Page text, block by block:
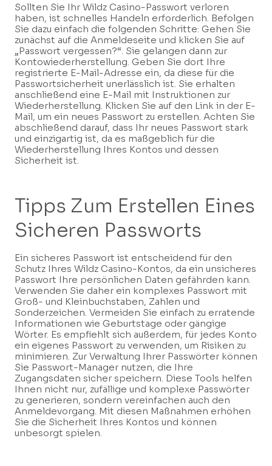
Sollten Sie Ihr Wildz Casino-Passwort verloren
haben, ist schnelles Handeln erforderlich. Befolgen
Sie dazu einfach die folgenden Schritte: Gehen Sie
zunächst auf die Anmeldeseite und klicken Sie auf
„Passwort vergessen?“. Sie gelangen dann zur
Kontowiederherstellung. Geben Sie dort Ihre
registrierte E-Mail-Adresse ein, da diese für die
Passwortsicherheit unerlässlich ist. Sie erhalten
anschließend eine E-Mail mit Instruktionen zur
Wiederherstellung. Klicken Sie auf den Link in der E-
Mail, um ein neues Passwort zu erstellen. Achten Sie
abschließend darauf, dass Ihr neues Passwort stark
und einzigartig ist, da es maßgeblich für die
Wiederherstellung Ihres Kontos und dessen
Sicherheit ist.
Tipps Zum Erstellen Eines
Sicheren Passworts
Ein sicheres Passwort ist entscheidend für den
Schutz Ihres Wildz Casino-Kontos, da ein unsicheres
Passwort Ihre persönlichen Daten gefährden kann.
Verwenden Sie daher ein komplexes Passwort mit
Groß- und Kleinbuchstaben, Zahlen und
Sonderzeichen. Vermeiden Sie einfach zu erratende
Informationen wie Geburtstage oder gängige
Wörter. Es empfiehlt sich außerdem, für jedes Konto
ein eigenes Passwort zu verwenden, um Risiken zu
minimieren. Zur Verwaltung Ihrer Passwörter können
Sie Passwort-Manager nutzen, die Ihre
Zugangsdaten sicher speichern. Diese Tools helfen
Ihnen nicht nur, zufällige und komplexe Passwörter
zu generieren, sondern vereinfachen auch den
Anmeldevorgang. Mit diesen Maßnahmen erhöhen
Sie die Sicherheit Ihres Kontos und können
unbesorgt spielen.